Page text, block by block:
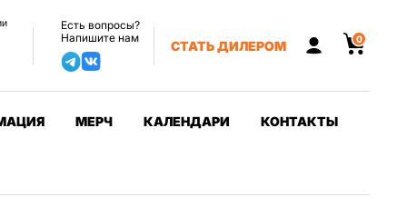
Есть вопросы?
Напишите нам
СТАТЬ ДИЛЕРОМ 0
МЕРЧ КАЛЕНДАРИ КОНТАКТЫ